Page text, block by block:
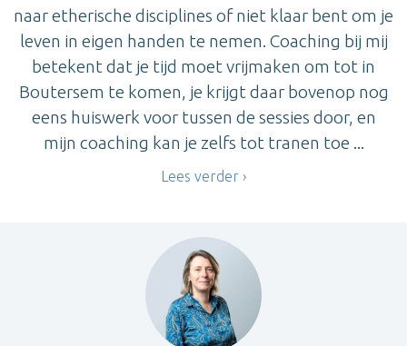
naar etherische disciplines of niet klaar bent om je
leven in eigen handen te nemen. Coaching bij mij
betekent dat je tijd moet vrijmaken om tot in
Boutersem te komen, je krijgt daar bovenop nog
eens huiswerk voor tussen de sessies door, en
mijn coaching kan je zelfs tot tranen toe ...
Lees verder